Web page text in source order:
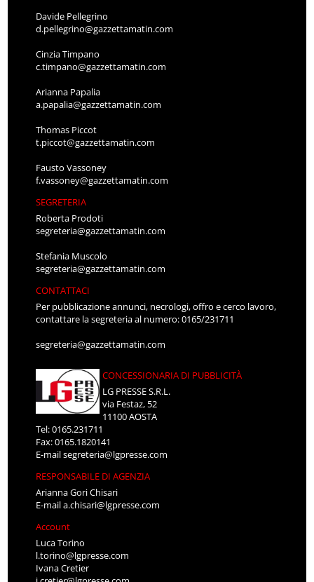
Davide Pellegrino
d.pellegrino@gazzettamatin.com
Cinzia Timpano
c.timpano@gazzettamatin.com
Arianna Papalia
a.papalia@gazzettamatin.com
Thomas Piccot
t.piccot@gazzettamatin.com
Fausto Vassoney
f.vassoney@gazzettamatin.com
SEGRETERIA
Roberta Prodoti
segreteria@gazzettamatin.com
Stefania Muscolo
segreteria@gazzettamatin.com
CONTATTACI
Per pubblicazione annunci, necrologi, offro e cerco lavoro,
contattare la segreteria al numero: 0165/231711
segreteria@gazzettamatin.com
CONCESSIONARIA DI PUBBLICITÀ
LG PRESSE S.R.L.
via Festaz, 52
11100 AOSTA
Tel: 0165.231711
Fax: 0165.1820141
E-mailsegreteria@lgpresse.com
RESPONSABILE DI AGENZIA
Arianna Gori Chisari
E-maila.chisari@lgpresse.com
Account
Luca Torino
l.torino@lgpresse.com
Ivana Cretier